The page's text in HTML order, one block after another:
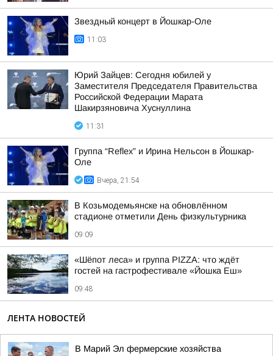
Звездный концерт в Йошкар-Оле
11:03
Юрий Зайцев: Сегодня юбилей у
Заместителя Председателя Правительства
Российской Федерации Марата
Шакирзяновича Хуснуллина
11:31
Группа “Reflex” и Ирина Нельсон в Йошкар-
Оле
Вчера, 21:54
В Козьмодемьянске на обновлённом
стадионе отметили День физкультурника
09:09
«Шёпот леса» и группа PIZZA: что ждёт
гостей на гастрофестивале «Йошка Еш»
09:48
ЛЕНТА НОВОСТЕЙ
В Марий Эл фермерские хозяйства